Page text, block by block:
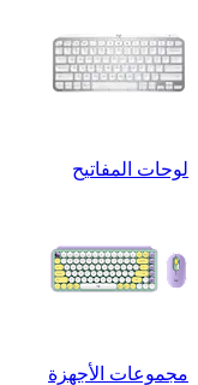
لوحات المفاتيح
مجموعات الأجهزة